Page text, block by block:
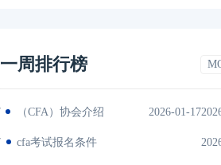
一周排行榜
（CFA）协会介绍 2026-01-
cfa考试报名条件